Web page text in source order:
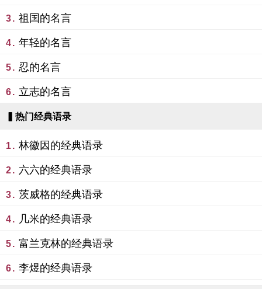
3. 祖国的名言
4. 年轻的名言
5. 忍的名言
6. 立志的名言
▍热门经典语录
1. 林徽因的经典语录
2. 六六的经典语录
3. 茨威格的经典语录
4. 几米的经典语录
5. 富兰克林的经典语录
6. 李煜的经典语录